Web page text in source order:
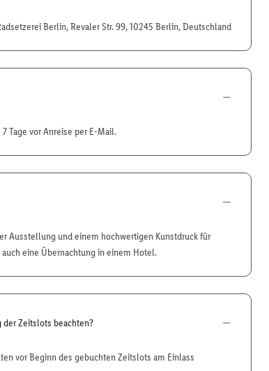
Berlin, Revaler Str. 99, 10245 Berlin, Deutschland
Tage vor Anreise per E-Mail.
Ausstellung und einem hochwertigen Kunstdruck für
eine Übernachtung in einem Hotel.
der Zeitslots beachten?
vor Beginn des gebuchten Zeitslots am Einlass